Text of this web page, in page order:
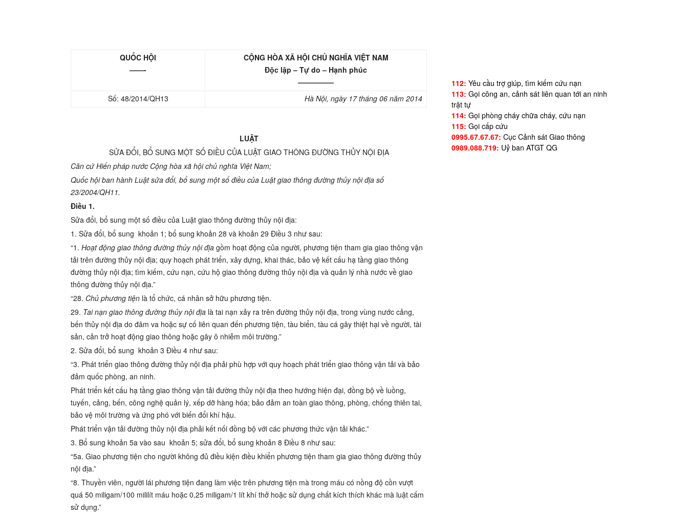
QUỐC HỘI
——-
CỘNG HÒA XÃ HỘI CHỦ NGHĨA VIỆT NAM
Độc lập – Tự do – Hạnh phúc
—————
Số: 48/2014/QH13
Hà Nội, ngày 17 tháng 06 năm 2014
LUẬT
SỬA ĐỔI, BỔ SUNG MỘT SỐ ĐIỀU CỦA LUẬT GIAO THÔNG ĐƯỜNG THỦY NỘI ĐỊA
Căn cứ Hiến pháp nước Cộng hòa xã hội chủ nghĩa Việt Nam;
Quốc hội ban hành Luật sửa đổi, bổ sung một số điều của Luật giao thông đường thủy nội địa số
23/2004/QH11.
Điều 1.
Sửa đổi, bổ sung một số điều của Luật giao thông đường thủy nội địa:
1. Sửa đổi, bổ sung khoản 1; bổ sung khoản 28 và khoản 29 Điều 3 như sau:
“1. Hoạt động giao thông đường thủy nội địa gồm hoạt động của người, phương tiện tham gia giao thông vận
tải trên đường thủy nội địa; quy hoạch phát triển, xây dựng, khai thác, bảo vệ kết cấu hạ tầng giao thông
đường thủy nội địa; tìm kiếm, cứu nạn, cứu hộ giao thông đường thủy nội địa và quản lý nhà nước về giao
thông đường thủy nội địa.”
“28. Chủ phương tiện là tổ chức, cá nhân sở hữu phương tiện.
29. Tai nạn giao thông đường thủy nội địa là tai nạn xảy ra trên đường thủy nội địa, trong vùng nước cảng,
bến thủy nội địa do đâm va hoặc sự cố liên quan đến phương tiện, tàu biển, tàu cá gây thiệt hại về người, tài
sản, cản trở hoạt động giao thông hoặc gây ô nhiễm môi trường.”
2. Sửa đổi, bổ sung khoản 3 Điều 4 như sau:
“3. Phát triển giao thông đường thủy nội địa phải phù hợp với quy hoạch phát triển giao thông vận tải và bảo
đảm quốc phòng, an ninh.
Phát triển kết cấu hạ tầng giao thông vận tải đường thủy nội địa theo hướng hiện đại, đồng bộ về luồng,
tuyến, cảng, bến, công nghệ quản lý, xếp dỡ hàng hóa; bảo đảm an toàn giao thông, phòng, chống thiên tai,
bảo vệ môi trường và ứng phó với biến đổi khí hậu.
Phát triển vận tải đường thủy nội địa phải kết nối đồng bộ với các phương thức vận tải khác.”
3. Bổ sung khoản 5a vào sau khoản 5; sửa đổi, bổ sung khoản 8 Điều 8 như sau:
“5a. Giao phương tiện cho người không đủ điều kiện điều khiển phương tiện tham gia giao thông đường thủy
nội địa.”
“8. Thuyền viên, người lái phương tiện đang làm việc trên phương tiện mà trong máu có nồng độ cồn vượt
quá 50 miligam/100 mililít máu hoặc 0,25 miligam/1 lít khí thở hoặc sử dụng chất kích thích khác mà luật cấm
sử dụng.”
112: Yêu cầu trợ giúp, tìm kiếm cứu nạn
113: Gọi công an, cảnh sát liên quan tới an ninh
trật tự
114: Gọi phòng cháy chữa cháy, cứu nạn
115: Gọi cấp cứu
0995.67.67.67: Cục Cảnh sát Giao thông
0989.088.719: Uỷ ban ATGT QG